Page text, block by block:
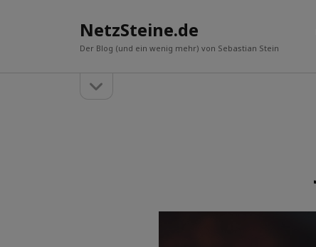
NetzSteine.de
Der Blog (und ein wenig mehr) von Sebastian Stein
Seitenleisteöffnen